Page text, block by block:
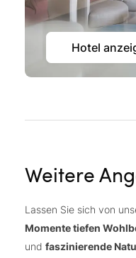
Hotel
Weitere
Lassen Sie sich von
Momente tiefen
und faszinierende